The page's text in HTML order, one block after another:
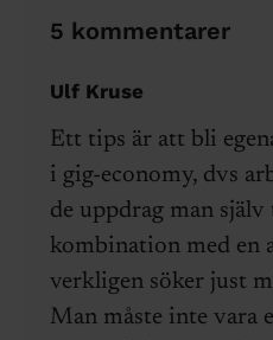
5 kommentarer
Ulf Kruse
Ett tips är att bli
i gig-economy, dvs
de uppdrag man
kombination med en
verkligen söker just
Man måste inte vara